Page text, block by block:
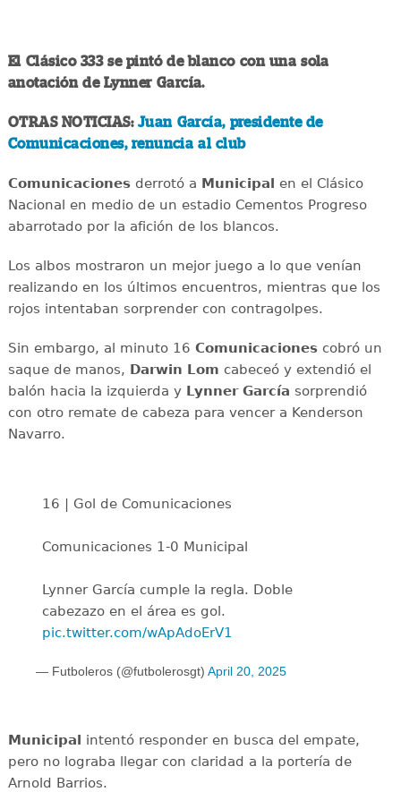
El Clásico 333 se pintó de blanco con una sola
anotación de Lynner García.
OTRAS NOTICIAS: Juan García, presidente de
Comunicaciones, renuncia al club
Comunicacionesderrotó a Municipal en el Clásico
Nacional en medio de un estadio Cementos Progreso
abarrotado por la afición de los blancos.
Los albos mostraron un mejor juego a lo que venían
realizando en los últimos encuentros, mientras que los
rojos intentaban sorprender con contragolpes.
Sin embargo, al minuto 16 Comunicacionescobró un
saque de manos, Darwin Lom cabeceó y extendió el
balón hacia la izquierda yLynner García sorprendió
con otro remate de cabeza para vencer a Kenderson
Navarro.
16 | Gol de Comunicaciones
Comunicaciones 1-0 Municipal
Lynner García cumple la regla. Doble
cabezazo en el área es gol.
pic.twitter.com/wApAdoErV1
— Futboleros (@futbolerosgt) April 20, 2025
Municipal intentó responder en busca del empate,
pero no lograba llegar con claridad a la portería de
Arnold Barrios.